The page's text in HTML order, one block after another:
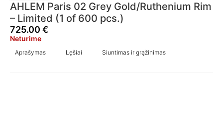
AHLEM Paris 02 Grey Gold/Ruthenium Rim
– Limited (1 of 600 pcs.)
725.00 €
Neturime
Aprašymas Lęšiai Siuntimas ir grąžinimas